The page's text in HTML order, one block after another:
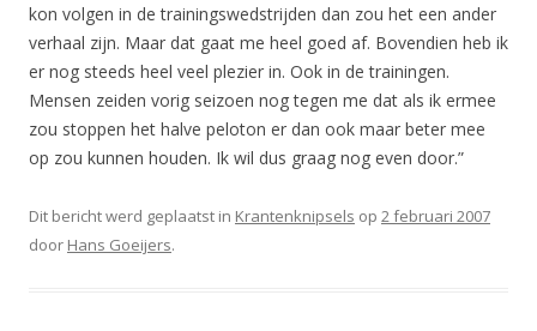
kon volgen in de trainingswedstrijden dan zou het een ander
verhaal zijn. Maar dat gaat me heel goed af. Bovendien heb ik
er nog steeds heel veel plezier in. Ook in de trainingen.
Mensen zeiden vorig seizoen nog tegen me dat als ik ermee
zou stoppen het halve peloton er dan ook maar beter mee
op zou kunnen houden. Ik wil dus graag nog even door.”
Dit bericht werd geplaatst in Krantenknipsels op 2 februari 2007
door Hans Goeijers.